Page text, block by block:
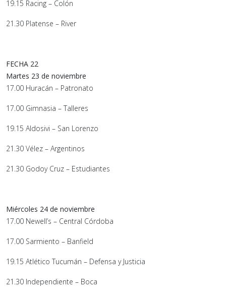
19.15 Racing – Colón
21.30 Platense – River
FECHA 22
Martes 23 de noviembre
17.00 Huracán – Patronato
17.00 Gimnasia – Talleres
19.15 Aldosivi – San Lorenzo
21.30 Vélez – Argentinos
21.30 Godoy Cruz – Estudiantes
Miércoles 24 de noviembre
17.00 Newell’s – Central Córdoba
17.00 Sarmiento – Banfield
19.15 Atlético Tucumán – Defensa y Justicia
21.30 Independiente – Boca